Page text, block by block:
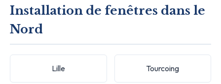
Installation de fenêtres dans le
Nord
Lille Tourcoing